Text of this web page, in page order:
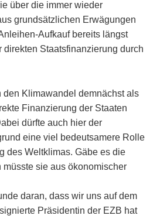
über die immer wieder
grundsätzlichen Erwägungen
Aufkauf bereits längst
direkten Staatsfinanzierung durch
Klimawandel demnächst als
Finanzierung der Staaten
dürfte auch hier der
eine viel bedeutsamere Rolle
des Weltklimas. Gäbe es die
müsste sie aus ökonomischer
daran, dass wir uns auf dem
Präsidentin der EZB hat